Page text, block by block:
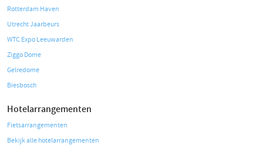
Rotterdam Haven
Utrecht Jaarbeurs
WTC Expo Leeuwarden
Ziggo Dome
Gelredome
Biesbosch
Hotelarrangementen
Fietsarrangementen
Bekijk alle hotelarrangementen